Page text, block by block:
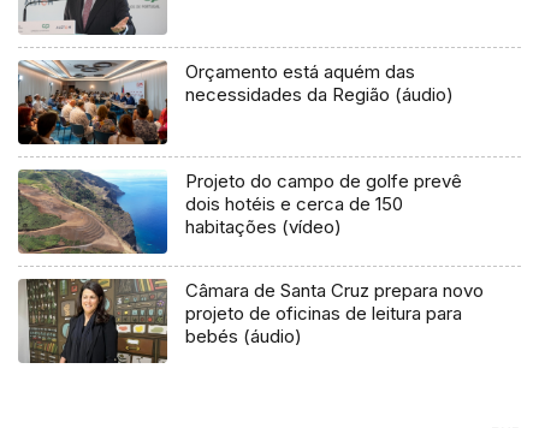
Orçamento está aquém das
necessidades da Região (áudio)
Projeto do campo de golfe prevê
dois hotéis e cerca de 150
habitações (vídeo)
Câmara de Santa Cruz prepara novo
projeto de oficinas de leitura para
bebés (áudio)